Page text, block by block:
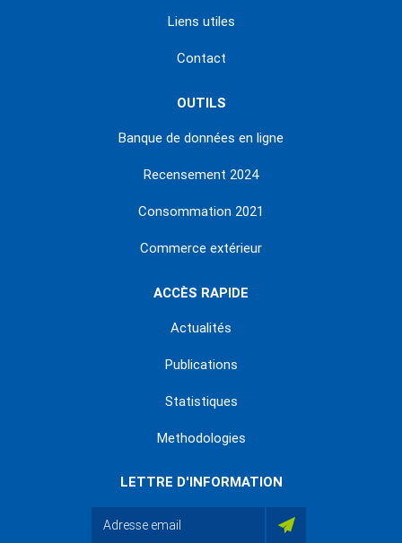
Liens utiles
Contact
OUTILS
Banque de données en ligne
Recensement 2024
Consommation 2021
Commerce extérieur
ACCÈS RAPIDE
Actualités
Publications
Statistiques
Methodologies
LETTRE D'INFORMATION